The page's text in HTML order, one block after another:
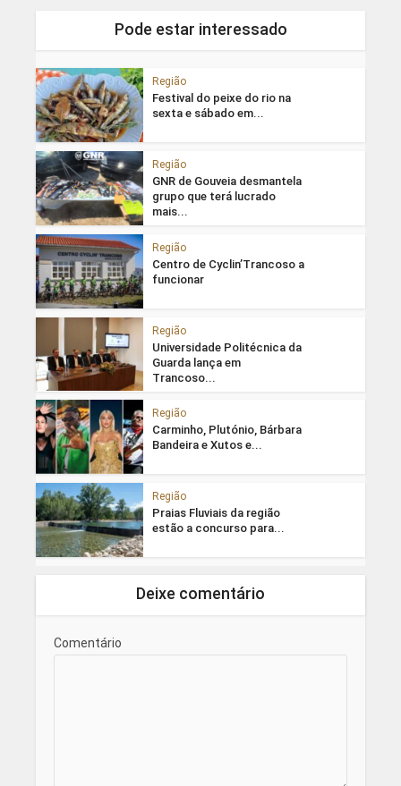
Pode estar interessado
Região
Festival do peixe do rio na
sexta e sábado em...
Região
GNR de Gouveia desmantela
grupo que terá lucrado
mais...
Região
Centro de Cyclin’Trancoso a
funcionar
Região
Universidade Politécnica da
Guarda lança em
Trancoso...
Região
Carminho, Plutónio, Bárbara
Bandeira e Xutos e...
Região
Praias Fluviais da região
estão a concurso para...
Deixe comentário
Comentário